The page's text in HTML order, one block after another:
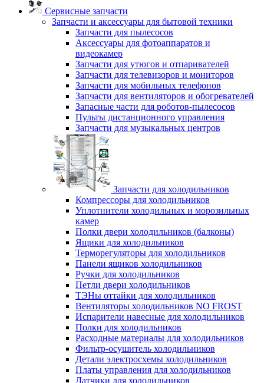
Сервисные запчасти
Запчасти и аксессуары для бытовой техники
Запчасти для пылесосов
Аксессуары для фотоаппаратов и
видеокамер
Запчасти для утюгов и отпаривателей
Запчасти для телевизоров и мониторов
Запчасти для мобильных телефонов
Запчасти для вентиляторов и обогревателей
Запасные части для роботов-пылесосов
Пульты дистанционного управления
Запчасти для музыкальных центров
Запчасти для холодильников
Компрессоры для холодильников
Уплотнители холодильных и морозильных
камер
Полки двери холодильников (балконы)
Ящики для холодильников
Терморегуляторы для холодильников
Панели ящиков холодильников
Ручки для холодильников
Петли двери холодильников
ТЭНы оттайки для холодильников
Вентиляторы холодильников NO FROST
Испарители навесные для холодильников
Полки для холодильников
Расходные материалы для холодильников
Фильтр-осушитель холодильников
Детали электросхемы холодильников
Платы управления для холодильников
Датчики для холодильников